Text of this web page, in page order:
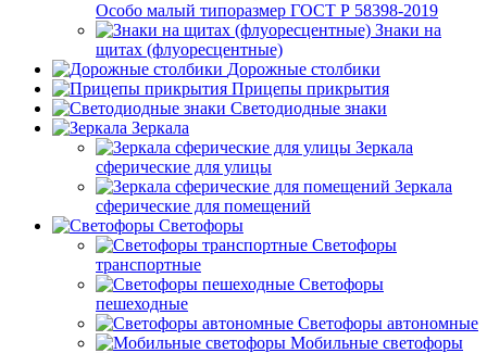
Особо малый типоразмер ГОСТ Р 58398-2019
Знаки на
щитах (флуоресцентные)
Дорожные столбики
Прицепы прикрытия
Светодиодные знаки
Зеркала
Зеркала
сферические для улицы
Зеркала
сферические для помещений
Светофоры
Светофоры
транспортные
Светофоры
пешеходные
Светофоры автономные
Мобильные светофоры